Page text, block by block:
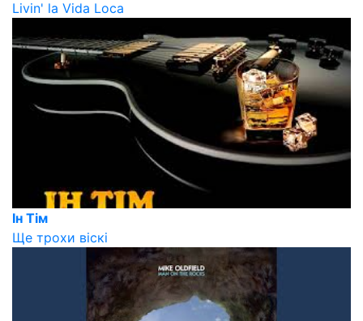
Livin' la Vida Loca
Ін Тім
Ще трохи віскі